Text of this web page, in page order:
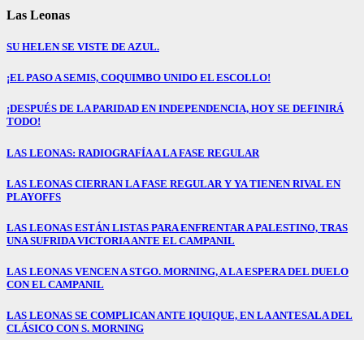
Las Leonas
SU HELEN SE VISTE DE AZUL.
¡EL PASO A SEMIS, COQUIMBO UNIDO EL ESCOLLO!
¡DESPUÉS DE LA PARIDAD EN INDEPENDENCIA, HOY SE DEFINIRÁ
TODO!
LAS LEONAS: RADIOGRAFÍA A LA FASE REGULAR
LAS LEONAS CIERRAN LA FASE REGULAR Y YA TIENEN RIVAL EN
PLAYOFFS
LAS LEONAS ESTÁN LISTAS PARA ENFRENTAR A PALESTINO, TRAS
UNA SUFRIDA VICTORIA ANTE EL CAMPANIL
LAS LEONAS VENCEN A STGO. MORNING, A LA ESPERA DEL DUELO
CON EL CAMPANIL
LAS LEONAS SE COMPLICAN ANTE IQUIQUE, EN LA ANTESALA DEL
CLÁSICO CON S. MORNING